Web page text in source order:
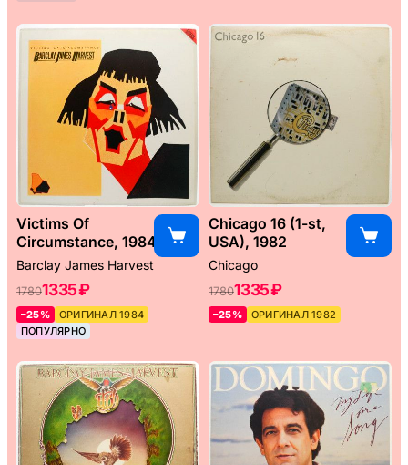
Victims Of
Circumstance, 1984
Barclay James Harvest
17801335 ₽
–25%
ОРИГИНАЛ 1984
ПОПУЛЯРНО
Chicago 16 (1-st,
USA), 1982
Chicago
17801335 ₽
–25% ОРИГИНАЛ 1982